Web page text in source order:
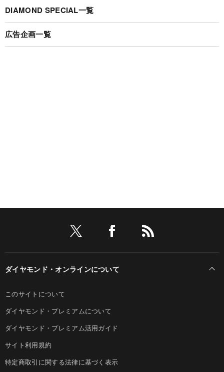
DIAMOND SPECIAL一覧
広告企画一覧
ダイヤモンド・オンラインについて
このサイトについて
ダイヤモンド・プレミアムについて
ダイヤモンド・プレミアム活用ガイド
サイト利用規約
特定商取引に関する法律に基づく表示